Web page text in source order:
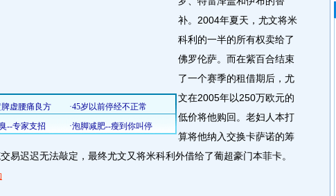
补。2004年夏天，尤文将米
科利的一半的所有权卖给了
佛罗伦萨。而在紫百合结束
了一个赛季的租借期后，尤
文在2005年以250万欧元的
低价将他购回。老妇人本打
算将他纳入交换卡萨诺的筹
易迟迟无法敲定，最终尤文又将米科利外借给了葡超豪门本菲卡。